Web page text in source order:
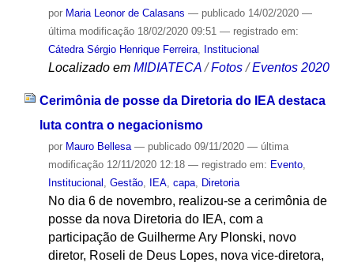
por Maria Leonor de Calasans — publicado14/02/2020 —
última modificação18/02/2020 09:51 — registrado em:
Cátedra Sérgio Henrique Ferreira, Institucional
Localizado em MIDIATECA /Fotos /Eventos 2020
Cerimônia de posse da Diretoria do IEA destaca
luta contra o negacionismo
por Mauro Bellesa — publicado09/11/2020 — última
modificação12/11/2020 12:18 — registrado em: Evento,
Institucional , Gestão, IEA, capa, Diretoria
No dia 6 de novembro, realizou-se a cerimônia de
posse da nova Diretoria do IEA, com a
participação de Guilherme Ary Plonski, novo
diretor, Roseli de Deus Lopes, nova vice-diretora,